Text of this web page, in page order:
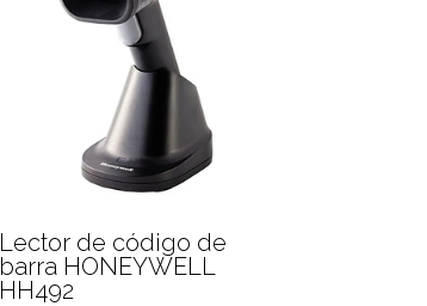
Lector de código de
barra HONEYWELL
HH492